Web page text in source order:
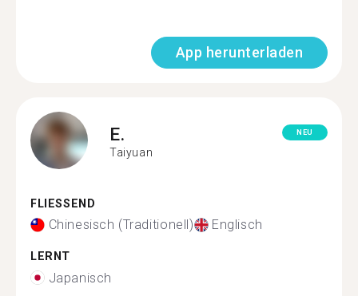
App herunterladen
E.
Taiyuan
NEU
FLIESSEND
Chinesisch (Traditionell) Englisch
LERNT
Japanisch